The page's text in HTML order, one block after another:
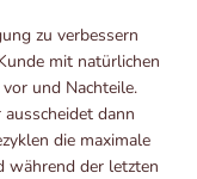
zu verbessern
mit natürlichen
und Nachteile.
dann
die maximale
während der letzten